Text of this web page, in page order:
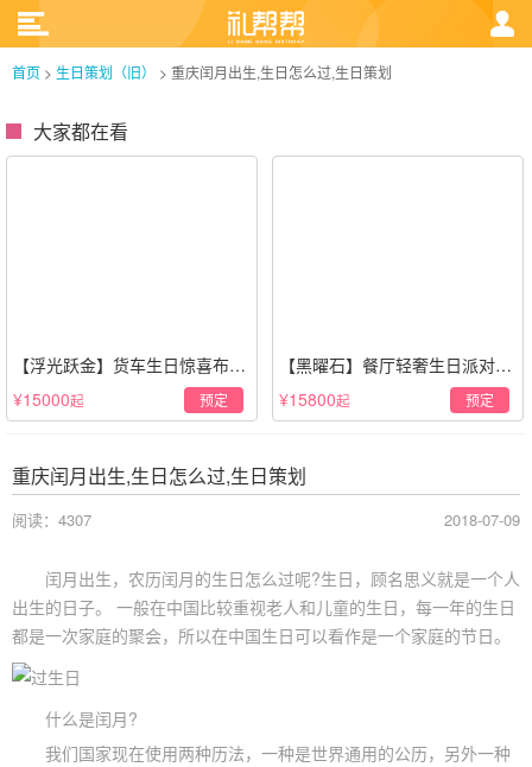
首页 > 生日策划（旧） > 重庆闰月出生,生日怎么过,生日策划
大家都在看
【浮光跃金】货车生日惊喜布置
·经典白色系
¥15000起 预定
【黑曜石】餐厅轻奢生日派对策
划·黑金风格
¥15800起 预定
重庆闰月出生,生日怎么过,生日策划
阅读：4307 2018-07-09
闰月出生，农历闰月的生日怎么过呢?生日，顾名思义就是一个人
出生的日子。 一般在中国比较重视老人和儿童的生日，每一年的生日
都是一次家庭的聚会，所以在中国生日可以看作是一个家庭的节日。
什么是闰月?
我们国家现在使用两种历法，一种是世界通用的公历，另外一种